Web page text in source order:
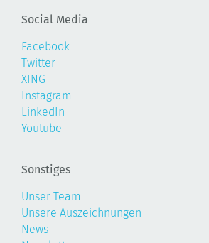
Social Media
Facebook
Twitter
XING
Instagram
LinkedIn
Youtube
Sonstiges
Unser Team
Unsere Auszeichnungen
News